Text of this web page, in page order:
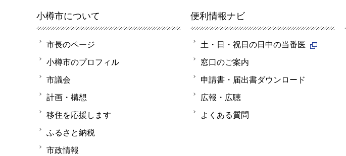
小樽市について
市長のページ
小樽市のプロフィル
市議会
計画・構想
移住を応援します
ふるさと納税
市政情報
便利情報ナビ
土・日・祝日の日中の当番医
窓口のご案内
申請書・届出書ダウンロード
広報・広聴
よくある質問